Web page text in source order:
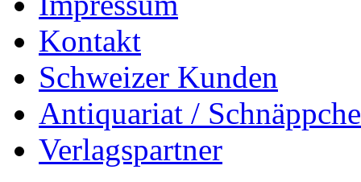
Kontakt
Schweizer Kunden
Antiquariat /
Verlagspartner